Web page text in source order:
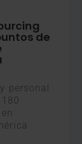
de
personal